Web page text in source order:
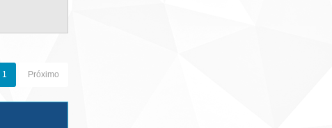
1 Próximo